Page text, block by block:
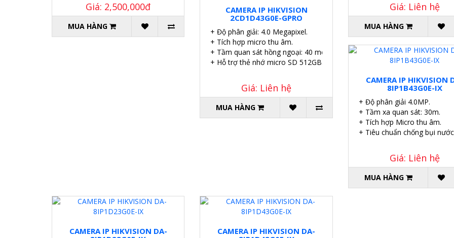
Giá: 2,500,000đ
MUA HÀNG
CAMERA IP HIKVISION
2CD1D43G0E-GPRO
+ Độ phân giải: 4.0 Megapixel.
+ Tích hợp micro thu âm.
+ Tầm quan sát hồng ngoại: 40 mét.
+ Hỗ trợ thẻ nhớ micro SD 512GB.
Giá: Liên hệ
MUA HÀNG
Giá: Liên hệ
MUA HÀNG
CAMERA IP HIKVISION
8IP1B43G0E-IX
+ Độ phân giải 4.0MP.
+ Tầm xa quan sát: 30m.
+ Tích hợp Micro thu âm.
+ Tiêu chuẩn chống bụi
Giá: Liên hệ
MUA HÀNG
CAMERA IP HIKVISION DA-
CAMERA IP HIKVISION DA-